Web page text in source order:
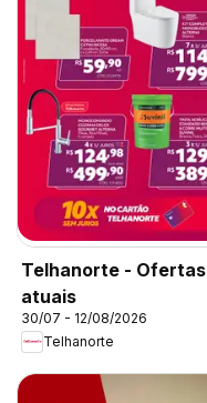
Telhanorte - Ofertas
atuais
30/07 - 12/08/2026
Telhanorte